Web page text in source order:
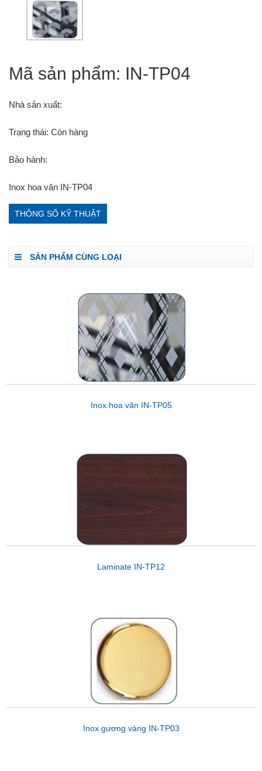
Mã sản phẩm: IN-TP04
Nhà sản xuất:
Trạng thái: Còn hàng
Bảo hành:
Inox hoa văn IN-TP04
THÔNG SỐ KỸ THUẬT
SẢN PHẨM CÙNG LOẠI
Inox hoa văn IN-TP05
Laminate IN-TP12
Inox gương vàng IN-TP03